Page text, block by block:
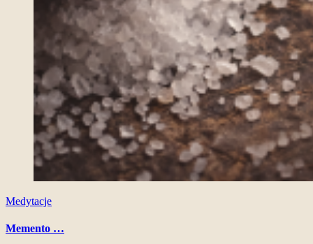
Medytacje
Memento …